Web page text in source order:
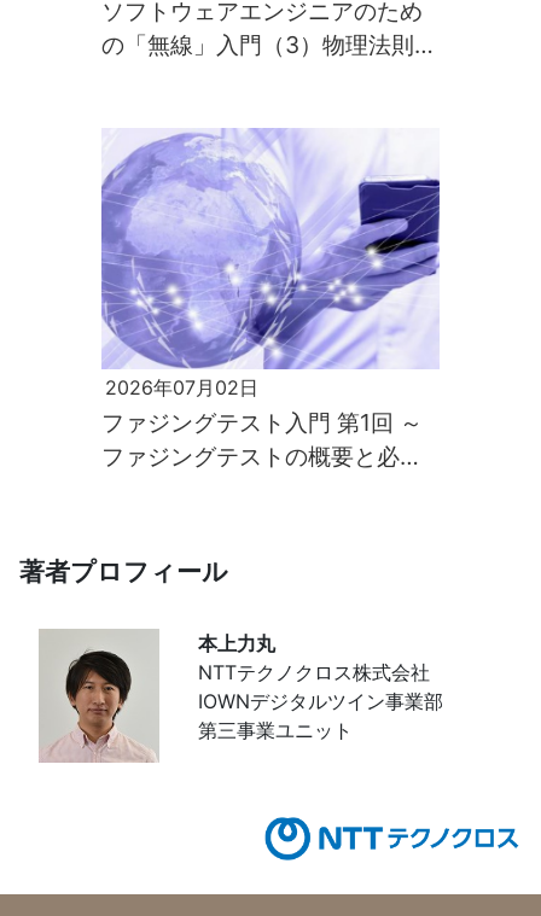
ソフトウェアエンジニアのため
の「無線」入門（3）物理法則が
2026年07月02日
ファジングテスト入門 第1回 ～
ファジングテストの概要と必要
著者プロフィール
本上力丸
NTTテクノクロス株式会社
IOWNデジタルツイン事業部
第三事業ユニット